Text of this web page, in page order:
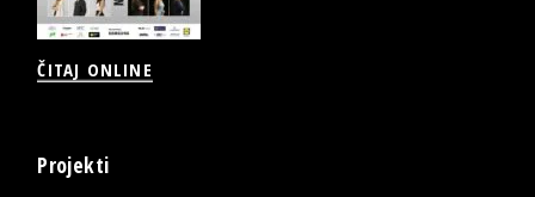
ČITAJ ONLINE
Projekti